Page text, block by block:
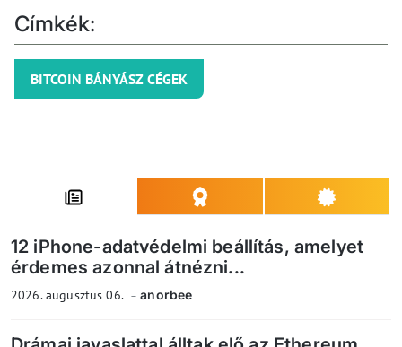
Címkék:
BITCOIN BÁNYÁSZ CÉGEK
12 iPhone-adatvédelmi beállítás, amelyet
érdemes azonnal átnézni...
2026. augusztus 06. anorbee